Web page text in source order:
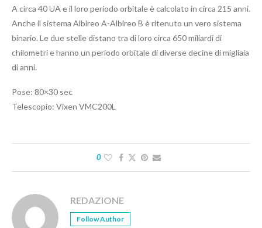
A circa 40 UA e il loro periodo orbitale è calcolato in circa 215 anni.
Anche il sistema Albireo A-Albireo B è ritenuto un vero sistema
binario. Le due stelle distano tra di loro circa 650 miliardi di
chilometri e hanno un periodo orbitale di diverse decine di migliaia
di anni.
Pose: 80×30 sec
Telescopio: Vixen VMC200L
0
REDAZIONE
Follow Author